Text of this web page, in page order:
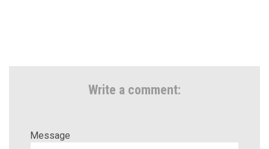
Write a comment:
Message